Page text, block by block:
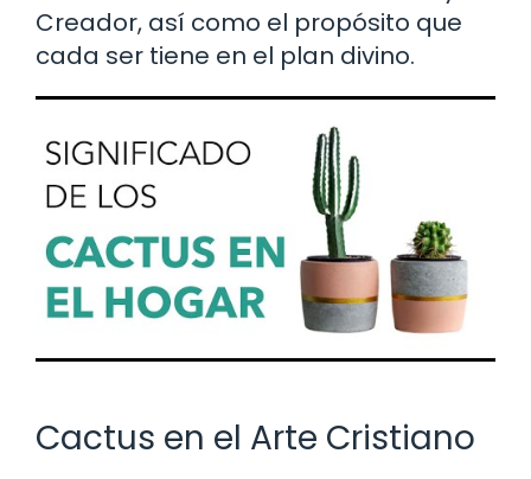
Creador, así como el propósito que
cada ser tiene en el plan divino.
Cactus en el Arte Cristiano